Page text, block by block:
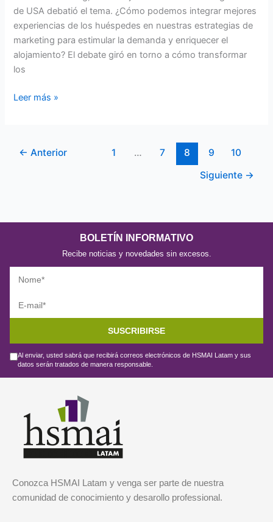
de USA debatió el tema. ¿Cómo podemos integrar mejores
experiencias de los huéspedes en nuestras estrategias de
marketing para estimular la demanda y enriquecer el
alojamiento? El debate giró en torno a cómo transformar
los
Leer más »
← Anterior 1 … 7 8 9
10
Siguiente →
BOLETÍN INFORMATIVO
Recibe noticias y novedades sin excesos.
SUSCRIBIRSE
Al enviar, usted sabrá que recibirá correos electrónicos de HSMAI Latam y sus
datos serán tratados de manera responsable.
Conozca HSMAI Latam y venga ser parte de nuestra
comunidad de conocimiento y desarollo professional.